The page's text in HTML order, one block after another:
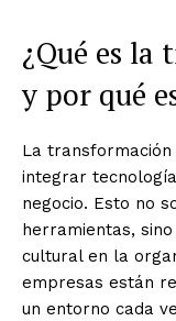
¿Qué es
y por qué
La
integrar
negocio. Esto no
herramientas,
cultural en la
empresas están
un entorno cada